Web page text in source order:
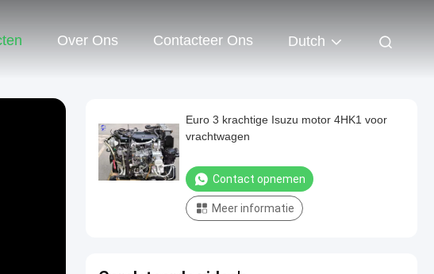
Over Ons Contacteer Ons Dutch
Euro 3 krachtige Isuzu motor 4HK1 voor
vrachtwagen
Contact opnemen
Meer informatie